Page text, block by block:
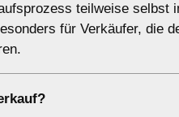
teilweise selbst
für Verkäufer, die